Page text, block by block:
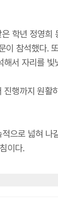
학년 정영희
참석했다.
서 자리를 빛
행까지 원활
으로 넓혀 나
이다.